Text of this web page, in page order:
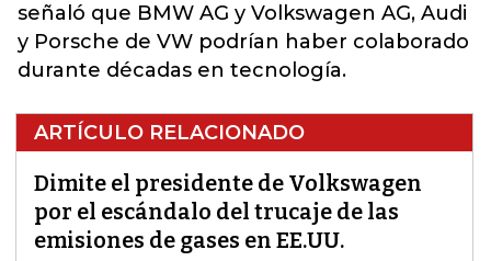
señaló que BMW AG y Volkswagen AG, Audi
y Porsche de VW podrían haber colaborado
durante décadas en tecnología.
ARTÍCULO RELACIONADO
Dimite el presidente de Volkswagen
por el escándalo del trucaje de las
emisiones de gases en EE.UU.